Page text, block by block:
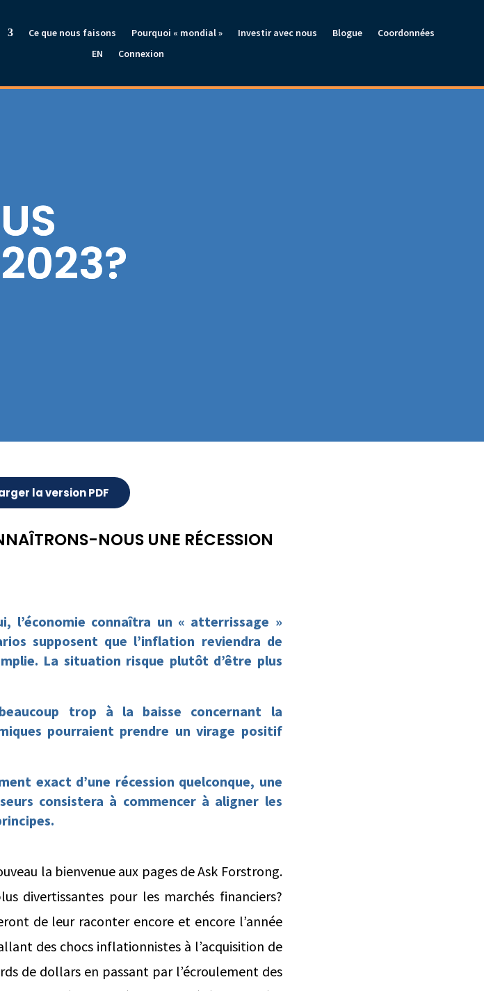
Ce que nous faisons Pourquoi « mondial » Investir avec nous Blogue
Coordonnées
EN
Connexion
la version PDF
NOUS UNE RÉCESSION
l’économie connaîtra un « atterrissage »
supposent que l’inflation reviendra de
La situation risque plutôt d’être plus
trop à la baisse concernant la
pourraient prendre un virage positif
exact d’une récession quelconque, une
consistera à commencer à aligner les
la bienvenue aux pages de Ask Forstrong.
divertissantes pour les marchés financiers?
de leur raconter encore et encore l’année
des chocs inflationnistes à l’acquisition de
de dollars en passant par l’écroulement des